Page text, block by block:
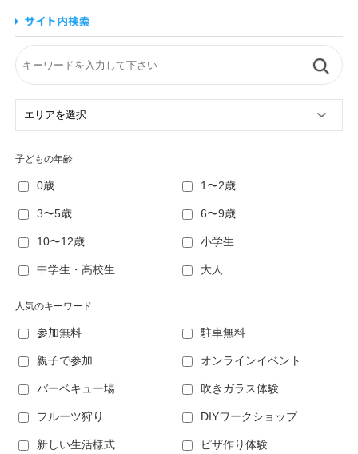
子どもの年齢
0歳 1〜2歳
3〜5歳 6〜9歳
10〜12歳 小学生
中学生・高校生 大人
人気のキーワード
参加無料 駐車無料
親子で参加 オンラインイベント
バーベキュー場 吹きガラス体験
フルーツ狩り DIYワークショップ
新しい生活様式 ピザ作り体験